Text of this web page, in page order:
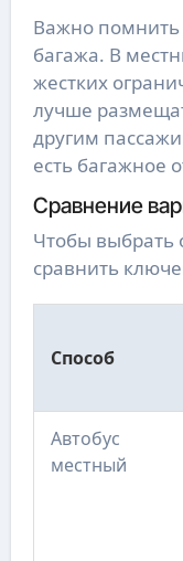
Важно помнить
багажа. В
жестких
лучше
другим
есть багажное
Сравнение
Чтобы выбрать
сравнить
Способ
Автобус
местный